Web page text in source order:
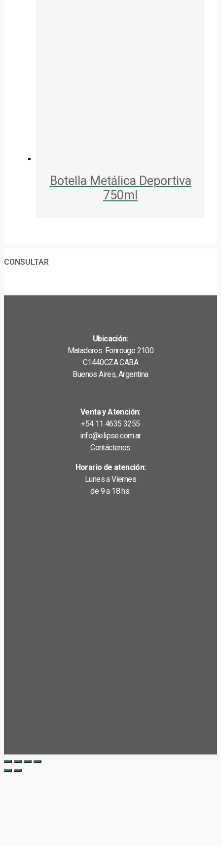
Botella Metálica Deportiva
750ml
CONSULTAR
Ubicación:
Mataderos. Fonrouge 2100
C1440CZA CABA
Buenos Aires, Argentina
Venta y Atención:
+54 11 4635 3255
info@elipse.com.ar
Contáctenos
Horario de atención:
Lunes a Viernes
de 9 a 18 hs.